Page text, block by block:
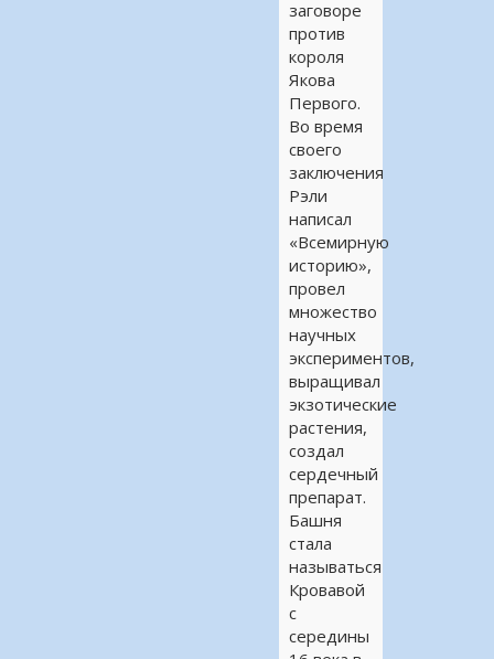
заговоре
против
короля
Якова
Первого.
Во время
своего
заключения
Рэли
написал
«Всемирную
историю»,
провел
множество
научных
экспериментов,
выращивал
экзотические
растения,
создал
сердечный
препарат.
Башня
стала
называться
Кровавой
с
середины